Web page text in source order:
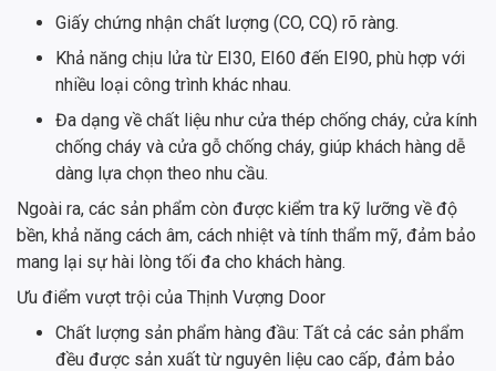
Giấy chứng nhận chất lượng (CO, CQ) rõ ràng.
Khả năng chịu lửa từ EI30, EI60 đến EI90, phù hợp với
nhiều loại công trình khác nhau.
Đa dạng về chất liệu như cửa thép chống cháy, cửa kính
chống cháy và cửa gỗ chống cháy, giúp khách hàng dễ
dàng lựa chọn theo nhu cầu.
Ngoài ra, các sản phẩm còn được kiểm tra kỹ lưỡng về độ
bền, khả năng cách âm, cách nhiệt và tính thẩm mỹ, đảm bảo
mang lại sự hài lòng tối đa cho khách hàng.
Ưu điểm vượt trội của Thịnh Vượng Door
Chất lượng sản phẩm hàng đầu: Tất cả các sản phẩm
đều được sản xuất từ nguyên liệu cao cấp, đảm bảo